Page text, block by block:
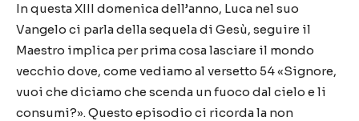
In questa XIII domenica dell’anno, Luca nel suo
Vangelo ci parla della sequela di Gesù, seguire il
Maestro implica per prima cosa lasciare il mondo
vecchio dove, come vediamo al versetto 54 «Signore,
vuoi che diciamo che scenda un fuoco dal cielo e li
consumi?». Questo episodio ci ricorda la non